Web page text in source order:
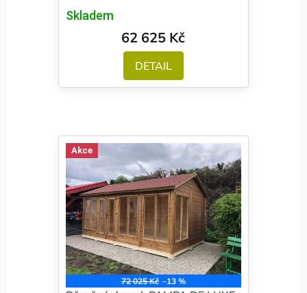
Skladem
62 625 Kč
DETAIL
Akce
72 025 Kč –13 %